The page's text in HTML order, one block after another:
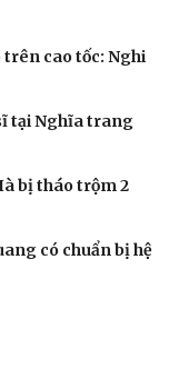
cao tốc: Nghi
tại Nghĩa trang
bị tháo trộm 2
có chuẩn bị hệ